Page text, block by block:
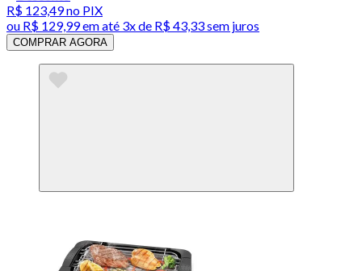
R$ 123,49no PIX
ou R$ 129,99em até 3x de R$ 43,33 sem juros
COMPRAR AGORA